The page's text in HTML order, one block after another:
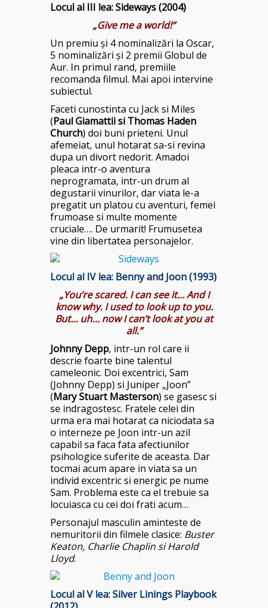
Locul al III lea: Sideways (2004)
„Give me a world!”
Un premiu şi 4 nominalizări la Oscar,
5 nominalizări şi 2 premii Globul de
Aur. In primul rand, premiile
recomanda filmul. Mai apoi intervine
subiectul.
Faceti cunostinta cu Jack si Miles
(Paul Giamattii si Thomas Haden
Church) doi buni prieteni. Unul
afemeiat, unul hotarat sa-si revina
dupa un divort nedorit. Amadoi
pleaca intr-o aventura
neprogramata, intr-un drum al
degustarii vinurilor, dar viata le-a
pregatit un platou cu aventuri, femei
frumoase si multe momente
cruciale…. De urmarit! Frumusetea
vine din libertatea personajelor.
Locul al IV lea: Benny and Joon (1993)
„You’re scared. I can see it… And I
know why. I used to look up to you.
But… uh… now I can’t look at you at
all.”
Johnny Depp, intr-un rol care ii
descrie foarte bine talentul
cameleonic. Doi excentrici, Sam
(Johnny Depp) si Juniper „Joon”
(Mary Stuart Masterson) se gasesc si
se indragostesc. Fratele celei din
urma era mai hotarat ca niciodata sa
o interneze pe Joon intr-un azil
capabil sa faca fata afectiunilor
psihologice suferite de aceasta. Dar
tocmai acum apare in viata sa un
individ excentric si energic pe nume
Sam. Problema este ca el trebuie sa
locuiasca cu cei doi frati acum…
Personajul masculin aminteste de
nemuritorii din filmele clasice: Buster
Keaton, Charlie Chaplin si Harold
Lloyd.
Locul al V lea:Silver Linings Playbook